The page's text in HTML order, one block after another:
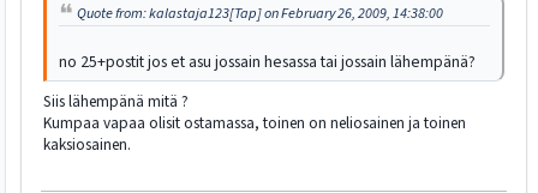
Quote from: kalastaja123[Tap] on February 26, 2009, 14:38:00
no 25+postit jos et asu jossain hesassa tai jossain lähempänä?
Siis lähempänä mitä ?
Kumpaa vapaa olisit ostamassa, toinen on neliosainen ja toinen
kaksiosainen.